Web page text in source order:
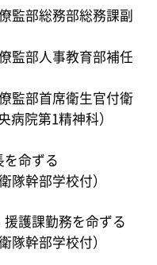
部総務部総務課副
部人事教育部補任
部首席衛生官付衛
院第1精神科）
命ずる
幹部学校付）
護課勤務を命ずる
幹部学校付）